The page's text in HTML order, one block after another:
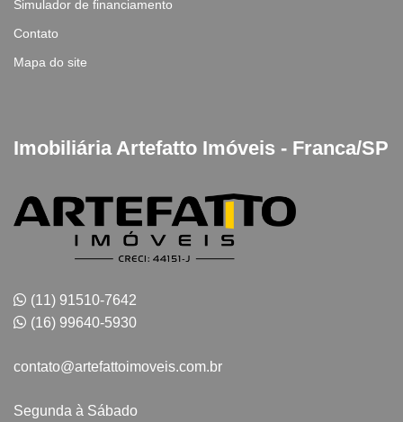
Simulador de financiamento
Contato
Mapa do site
Imobiliária Artefatto Imóveis - Franca/SP
(11) 91510-7642
(16) 99640-5930
contato@artefattoimoveis.com.br
Segunda à Sábado